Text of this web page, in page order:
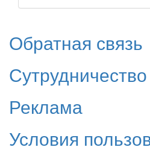
Обратная связь
Сутрудничество
Реклама
Условия